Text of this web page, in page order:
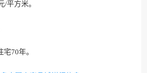
/平方米。
70年。